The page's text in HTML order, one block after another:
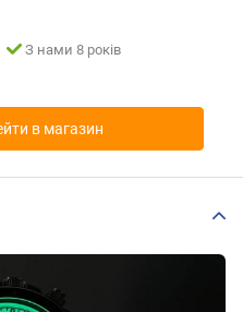
З нами 8 років
в магазин